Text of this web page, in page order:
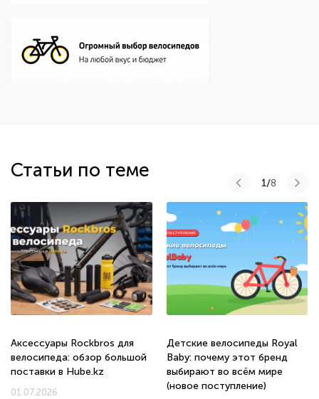
Статьи по теме
Аксессуары Rockbros для
велосипеда: обзор большой
поставки в Hube.kz
01.07.2026
Детские велосипеды Royal
Baby: почему этот бренд
выбирают во всём мире
(новое поступление)
1/8